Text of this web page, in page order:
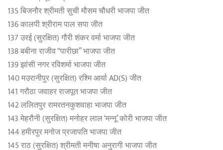
135 बिजनौर श्रीमती सुची मौसम चौधरी भाजपा जीत
136 कालपी श्रीराम पाल सपा जीत
137 उरई (सुरक्षित) गौरी शंकर वर्मा भाजपा जीत
138 बबीना राजीव “पारीछा” भाजपा जीत
139 झांसी नगर रविशर्मा भाजपा जीत
140 मउरानीपुर (सुरक्षित) रश्‍म‍ि आर्या AD(S) जीत
141 गरौठा जवाहर राजपूत भाजपा जीत
142 ललितपुर रामरतनकुशवाहा भाजपा जीत
143 मेहरौनी (सुरक्षित) मनोहर लाल ‘मन्नू’ कोरी भाजपा जीत
144 हमीरपुर मनोज प्रजापति भाजपा जीत
145 राठ (सुरक्षित) श्रीमती मनीषा अनुरागी भाजपा जीत